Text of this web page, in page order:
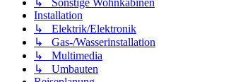
↳ Sonstige Wohnkabinen
Installation
↳ Elektrik/Elektronik
↳ Gas-/Wasserinstallation
↳ Multimedia
↳ Umbauten